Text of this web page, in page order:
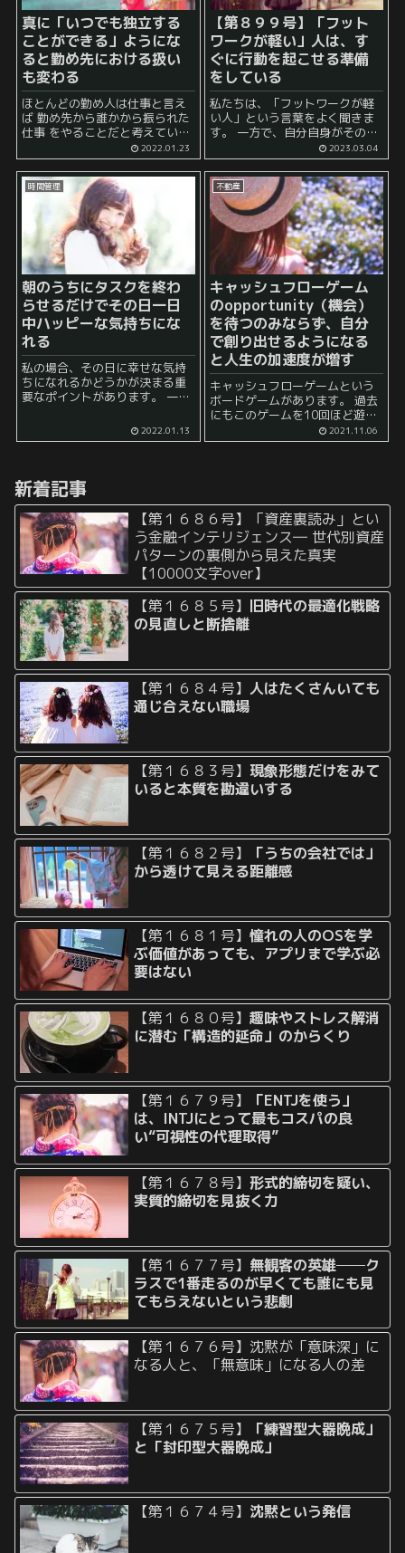
真に「いつでも独立する
ことができる」ようにな
ると勤め先における扱い
も変わる
ほとんどの勤め人は仕事と言え
ば 勤め先から誰かから振られた
仕事 をやることだと考えている
節があるかもしれません。 この
ような世界認識を抱いている
と、 「出世をするためには上司
から与えられた仕事を着実に遂
行しなければ...
2022.01.23
【第８９９号】「フット
ワークが軽い」人は、す
ぐに行動を起こせる準備
をしている
私たちは、「フットワークが軽
い人」という言葉をよく聞きま
す。 一方で、自分自身がそのよ
うに言われることは少ないかも
しれません。 そもそも、フット
ワークが軽いとはどういうこと
なのでしょうか？ フットワーク
が軽い人はどのよう...
2023.03.04
時間管理
朝のうちにタスクを終わ
らせるだけでその日一日
中ハッピーな気持ちにな
れる
私の場合、その日に幸せな気持
ちになれるかどうかが決まる重
要なポイントがあります。 一言
ことがもう既に終わっている
か」 否かです。 例えば、個人の
2022.01.13
不動産
キャッシュフローゲーム
のopportunity（機会）
を待つのみならず、自分
で創り出せるようになる
と人生の加速度が増す
キャッシュフローゲームという
ボードゲームがあります。 過去
にもこのゲームを10回ほど遊ん
だ感想を書きました。 資産形成
に関心があったり、経済的自由
2021.11.06
新着記事
【第１６８６号】「資産裏読み」とい
う金融インテリジェンス― 世代別資産
パターンの裏側から見えた真実
【10000文字over】
【第１６８５号】 旧時代の最適化戦略
の見直しと断捨離
【第１６８４号】人はたくさんいても
通じ合えない職場
【第１６８３号】現象形態だけをみて
いると本質を勘違いする
【第１６８２号】
「うちの会社では」
から透けて見える距離感
【第１６８１号】憧れの人のOSを学
ぶ価値があっても、アプリまで学ぶ必
要はない
【第１６８０号】趣味やストレス解消
に潜む「構造的延命」のからくり
【第１６７９号】
「ENTJを使う」
は、INTJにとって最もコスパの良
い“可視性の代理取得”
【第１６７８号】形式的締切を疑い、
実質的締切を見抜く力
【第１６７７号】 無観客の英雄──ク
ラスで1番走るのが早くても誰にも見
てもらえないという悲劇
【第１６７６号】沈黙が「意味深」に
なる人と、「無意味」になる人の差
【第１６７５号】
「練習型大器晩成」
と「封印型大器晩成」
【第１６７４号】 沈黙という発信